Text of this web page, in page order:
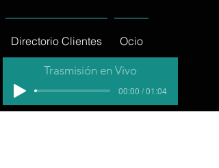
Directorio Clientes Ocio
Trasmisión en Vivo
00:00 / 01:04